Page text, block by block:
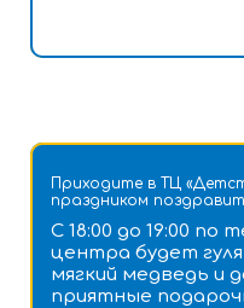
Приходите в ТЦ
праздником
С 18:00 до 19:00 по
центра будет
мягкий медведь и
приятные